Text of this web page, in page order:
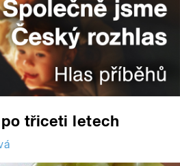
třiceti letech